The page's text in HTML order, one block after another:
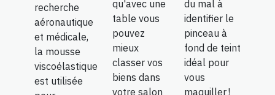
recherche
aéronautique
et médicale,
la mousse
viscoélastique
est utilisée
qu'avec une
table vous
pouvez
mieux
classer vos
biens dans
votre salon
du mal à
identifier le
pinceau à
fond de teint
idéal pour
vous
maquiller !